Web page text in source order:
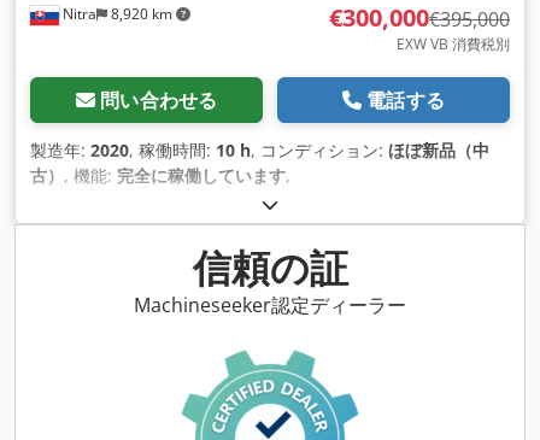
Nitra 8,920 km €300,000€395,000
EXW VB 消費税別
問い合わせる 電話する
製造年: 2020, 稼働時間: 10 h, コンディション: ほぼ新品（中
古） , 機能: 完全に稼働しています,
信頼の証
Machineseeker認定ディーラー